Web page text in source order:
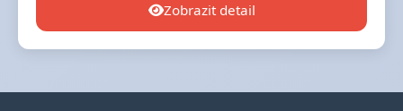
Zobrazit detail